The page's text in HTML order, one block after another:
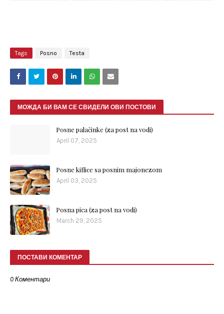
Tags Posno Testa
МОЖДА БИ ВАМ СЕ СВИДЕЛИ ОВИ ПОСТОВИ
Posne palačinke (za post na vodi)
April 07, 2025
Posne kiflice sa posnim majonezom
April 03, 2025
Posna pica (za post na vodi)
March 29, 2025
ПОСТАВИ КОМЕНТАР
0 Коментари